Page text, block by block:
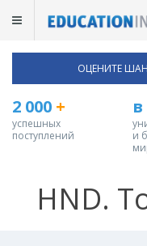
ОЦЕНИТЕ
2 000 +
успешных
поступлений
в
и
HND.